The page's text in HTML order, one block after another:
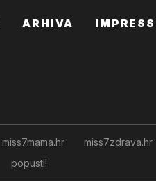
ARHIVA
miss7mama.hr miss7zdrava.hr
popusti!